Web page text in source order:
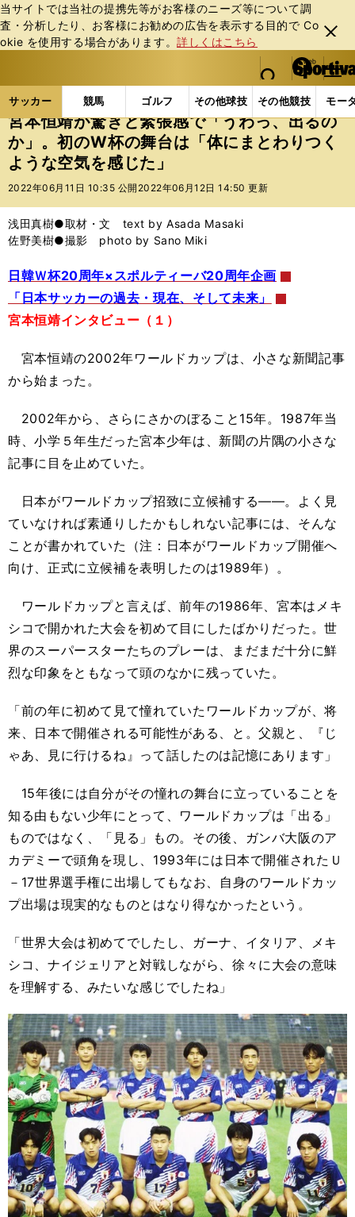
当サイトでは当社の提携先等がお客様のニーズ等について調
査・分析したり、お客様にお勧めの広告を表⽰する⽬的で Co
okie を使⽤する場合があります。詳しくはこちら
閉じ
る
web Sportiva (webスポルティーバ)
検索
マイペ
ー
ジ
メニュ
サッカー 競馬 ゴルフ その他球技 その他競技 モー
ス
ポ
ル
テ
ー
バ
サッカーの記事一覧 サッカー代表 日本代表 宮
宮本恒靖が驚きと緊張感で「うわっ、出るの
か」。初のW杯の舞台は「体にまとわりつく
ような空気を感じた」
2022年06月11日 10:35 公開 2022年06月12日 14:50 更新
浅田真樹●取材・文 text by Asada Masaki
佐野美樹●撮影 photo by Sano Miki
日韓Ｗ杯20周年×スポルティーバ20周年企画
「日本サッカーの過去・現在、そして未来」
宮本恒靖インタビュー（１）
宮本恒靖の2002年ワールドカップは、小さな新聞記事
から始まった。
2002年から、さらにさかのぼること15年。1987年当
時、小学５年生だった宮本少年は、新聞の片隅の小さな
記事に目を止めていた。
日本がワールドカップ招致に立候補する――。よく見
ていなければ素通りしたかもしれない記事には、そんな
ことが書かれていた（注：日本がワールドカップ開催へ
向け、正式に立候補を表明したのは1989年）。
ワールドカップと言えば、前年の1986年、宮本はメキ
シコで開かれた大会を初めて目にしたばかりだった。世
界のスーパースターたちのプレーは、まだまだ十分に鮮
烈な印象をともなって頭のなかに残っていた。
「前の年に初めて見て憧れていたワールドカップが、将
来、日本で開催される可能性がある、と。父親と、『じ
ゃあ、見に行けるね』って話したのは記憶にあります」
15年後には自分がその憧れの舞台に立っていることを
知る由もない少年にとって、ワールドカップは「出る」
ものではなく、「見る」もの。その後、ガンバ大阪のア
カデミーで頭角を現し、1993年には日本で開催されたＵ
－17世界選手権に出場してもなお、自身のワールドカッ
プ出場は現実的なものとはなり得なかったという。
「世界大会は初めてでしたし、ガーナ、イタリア、メキ
シコ、ナイジェリアと対戦しながら、徐々に大会の意味
を理解する、みたいな感じでしたね」